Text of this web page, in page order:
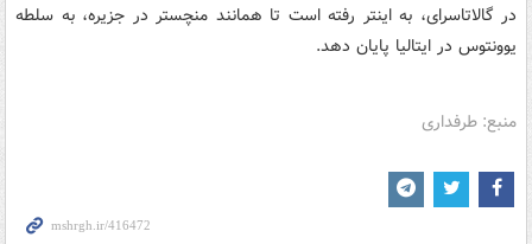
در گالاتاسرای، به اینتر رفته است تا همانند منچستر در جزیره، به سلطه
یوونتوس در ایتالیا پایان دهد.
منبع: طرفداری